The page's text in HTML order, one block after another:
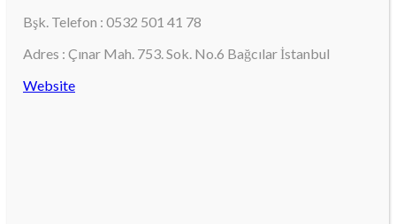
Bşk. Telefon : 0532 501 41 78
Adres : Çınar Mah. 753. Sok. No.6 Bağcılar İstanbul
Website